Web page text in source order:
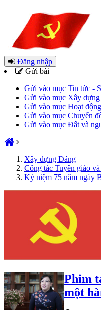
Đăng nhập
Gửi bài
Gửi vào mục Tin tức -
Gửi vào mục Xây dựng
Gửi vào mục Hoạt
Gửi vào mục Chuyển
Gửi vào mục Đất và
Xây dựng Đảng
Công tác Tuyên giáo
Kỷ niệm 75 năm ngày
Phim
một